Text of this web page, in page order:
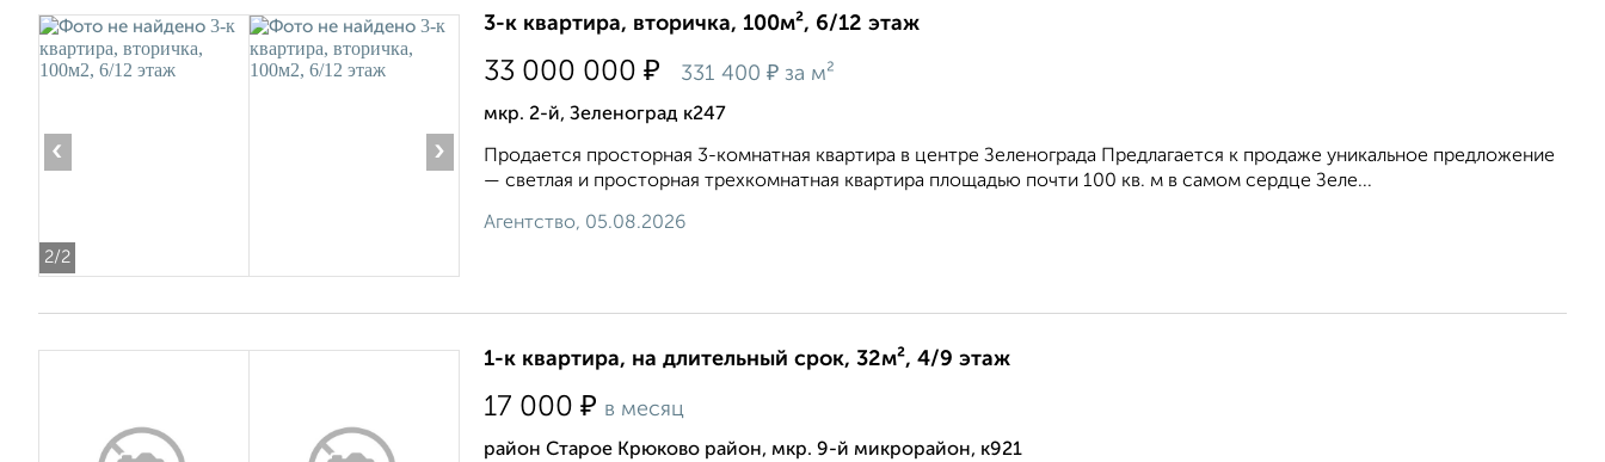
2/2
‹ ›
3-к квартира, вторичка, 100м², 6/12 этаж
33 000 000 ₽ 331 400 ₽ за м²
мкр. 2-й, Зеленоград к247
Продается просторная 3-комнатная квартира в центре Зеленограда Предлагается к продаже уникальное предложение
— светлая и просторная трехкомнатная квартира площадью почти 100 кв. м в самом сердце Зеле...
Агентство, 05.08.2026
1-к квартира, на длительный срок, 32м², 4/9 этаж
17 000 ₽ в месяц
район Старое Крюково район, мкр. 9-й микрорайон, к921